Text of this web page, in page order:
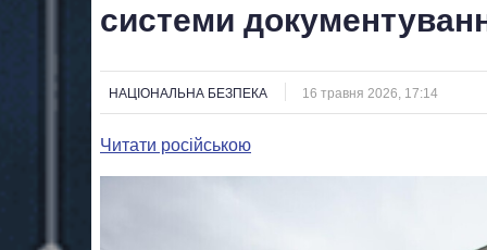
системи
НАЦІОНАЛЬНА БЕЗПЕКА 16 травня 2026, 17:14
Читати російською